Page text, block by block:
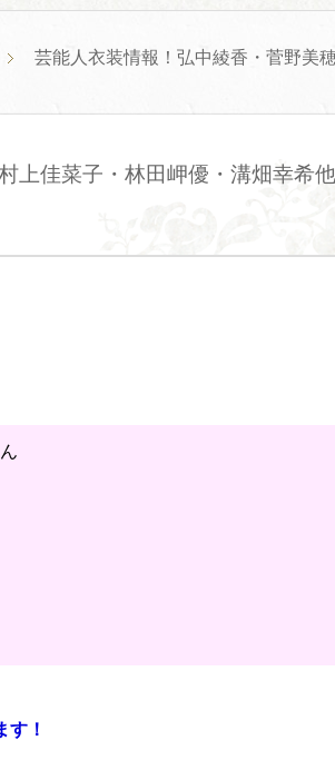
芸能人衣装情報！弘中綾香・菅野美
上佳菜子・林田岬優・溝畑幸希他
す！